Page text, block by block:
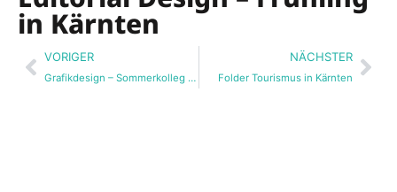
in Kärnten
Zurück
VORIGER
Grafikdesign – Sommerkolleg Bovec
NÄCHSTER
Folder Tourismus in Kärnten